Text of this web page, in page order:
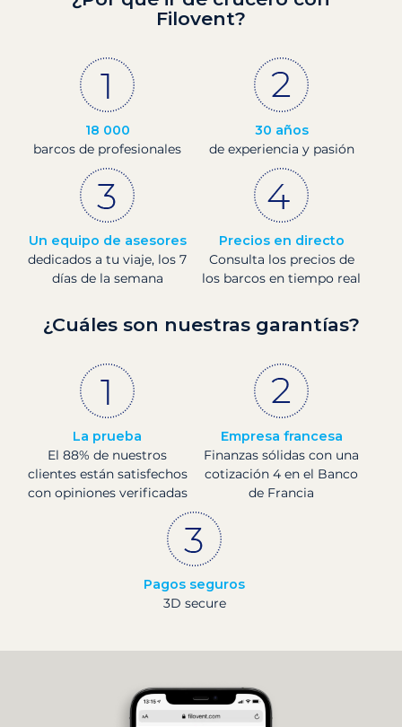
Filovent?
18 000
barcos de profesionales
30 años
de experiencia y pasión
Un equipo de asesores
dedicados a tu viaje, los 7
días de la semana
Precios en directo
Consulta los precios de
los barcos en tiempo real
¿Cuáles son nuestras garantías?
La prueba
El 88% de nuestros
clientes están satisfechos
con opiniones verificadas
Empresa francesa
Finanzas sólidas con una
cotización 4 en el Banco
de Francia
Pagos seguros
3D secure